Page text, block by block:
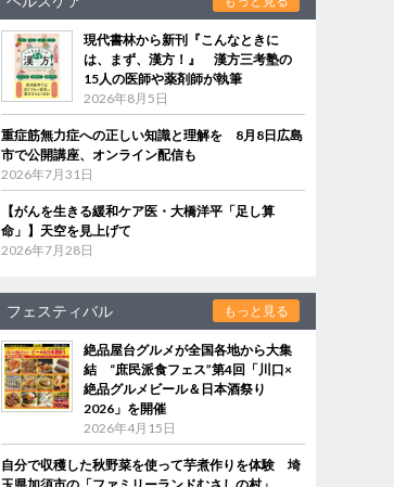
現代書林から新刊『こんなときに
は、まず、漢方！』 漢方三考塾の
15人の医師や薬剤師が執筆
2026年8月5日
重症筋無力症への正しい知識と理解を 8月8日広島
市で公開講座、オンライン配信も
2026年7月31日
【がんを生きる緩和ケア医・大橋洋平「足し算
命」】天空を見上げて
2026年7月28日
フェスティバル もっと見る
絶品屋台グルメが全国各地から大集
結 “庶民派食フェス”第4回「川口×
絶品グルメビール＆日本酒祭り
2026」を開催
2026年4月15日
自分で収穫した秋野菜を使って芋煮作りを体験 埼